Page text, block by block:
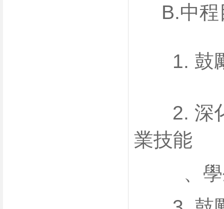
B.中程
1. 鼓勵
2. 深化
業技能
、學生